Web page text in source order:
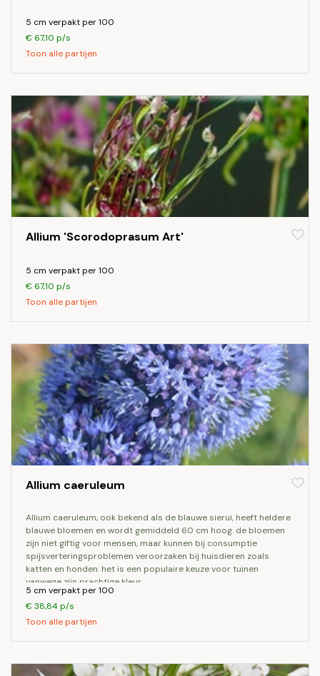
5 cm verpakt per 100
€ 67,10 p/s
Toon alle partijen
Allium 'Scorodoprasum Art'
5 cm verpakt per 100
€ 67,10 p/s
Toon alle partijen
Allium caeruleum
allium caeruleum, ook bekend als de blauwe sierui, heeft heldere
blauwe bloemen en wordt gemiddeld 60 cm hoog. de bloemen
zijn niet giftig voor mensen, maar kunnen bij consumptie
spijsverteringsproblemen veroorzaken bij huisdieren zoals
katten en honden. het is een populaire keuze voor tuinen
vanwege zijn prachtige kleur.
5 cm verpakt per 100
€ 38,84 p/s
Toon alle partijen